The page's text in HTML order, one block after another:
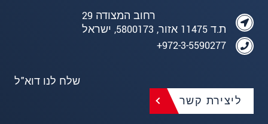
רחוב המצודה 29
ת.ד 11475 אזור, 5800173, ישראל
972-3-5590277+
שלח לנו דוא"ל
ליצירת קשר